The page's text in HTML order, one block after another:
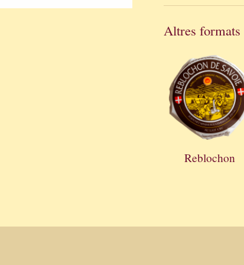
Altres formats
Reblochon